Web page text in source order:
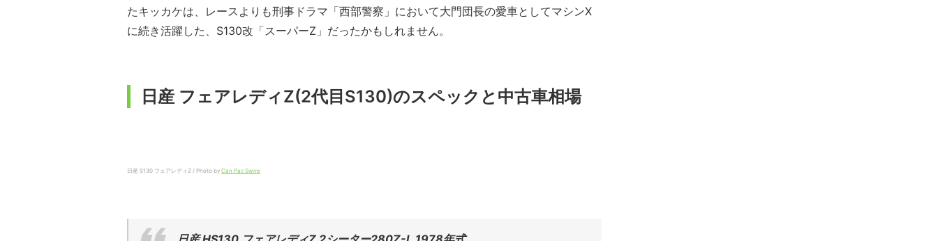
たキッカケは、レースよりも刑事ドラマ「西部警察」において大門団長の愛車としてマシンX
に続き活躍した、S130改「スーパーZ」だったかもしれません。
日産 フェアレディZ(2代目S130)のスペックと中古車相場
日産 S130 フェアレディZ / Photo by Can Pac Swire